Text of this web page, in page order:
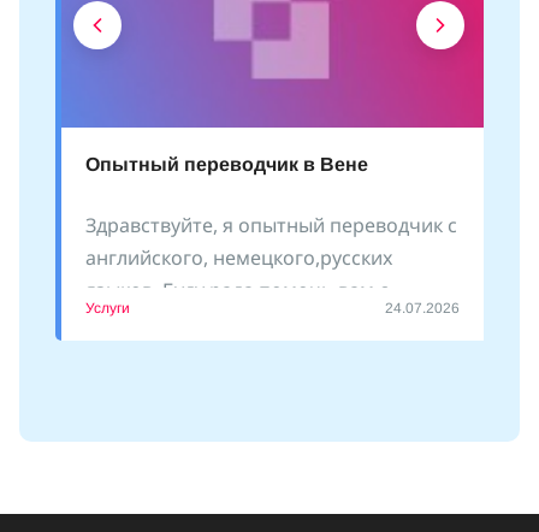
Опытный переводчик в Вене
Здравствуйте, я опытный переводчик с
английского, немецкого,русских
языков. Буду рада помочь вам с
оформлением документов, сопровожу
Услуги 24.07.2026